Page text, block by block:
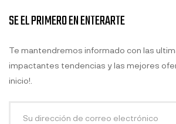
SE EL PRIMERO EN ENTERARTE
Te mantendremos informado con las
impactantes tendencias y las mejores
inicio!.